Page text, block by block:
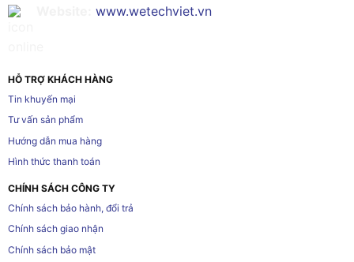
www.wetechviet.vn
HỖ TRỢ KHÁCH HÀNG
Tin khuyến mại
Tư vấn sản phẩm
Hướng dẫn mua hàng
Hình thức thanh toán
CHÍNH SÁCH CÔNG TY
Chính sách bảo hành, đổi trả
Chính sách giao nhận
Chính sách bảo mật